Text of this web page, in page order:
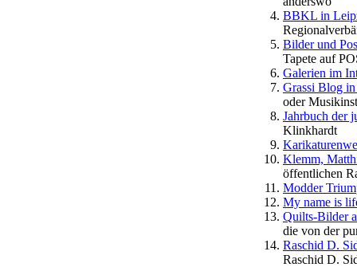
BBKL in
Bilder und
Tapete auf
Galerien im
Grassi Blog
oder
Jahrbuch der
Klinkhardt
Klemm,
öffentlichen
Modder
My name is
Quilts-Bilder
die von der
Raschid D.
Raschid D.